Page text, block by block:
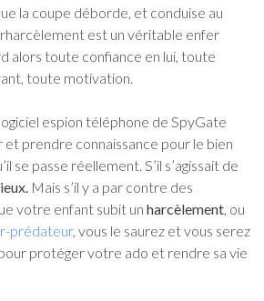
la coupe déborde, et conduise au
est un véritable enfer
alors toute confiance en lui, toute
toute motivation.
espion téléphone de SpyGate
prendre connaissance pour le bien
se passe réellement. S’il s’agissait de
Mais s’il y a par contre des
votre enfant subit un harcèlement , ou
prédateur, vous le saurez et vous serez
protéger votre ado et rendre sa vie